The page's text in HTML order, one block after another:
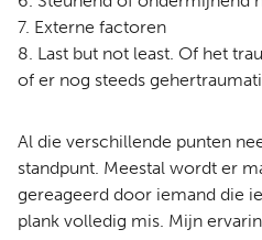
7. Externe factoren
8. Last but not least. Of het
of er nog steeds
Al die verschillende punten
standpunt. Meestal wordt er
gereageerd door iemand die
plank volledig mis. Mijn